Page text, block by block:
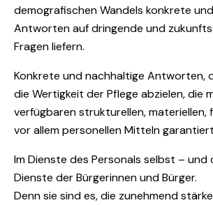
demografischen Wandels konkrete
Antworten auf dringende und
Fragen liefern.
Konkrete und nachhaltige Antworten,
die Wertigkeit der Pflege abzielen, die
verfügbaren strukturellen, materiellen,
vor allem personellen Mitteln
Im Dienste des Personals selbst – und
Dienste der Bürgerinnen und Bürger.
Denn sie sind es, die zunehmend